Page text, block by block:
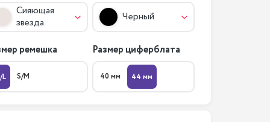
Сияющая
звезда
Черный
ремешка
L S/M
Размер циферблата
40 мм 44 мм